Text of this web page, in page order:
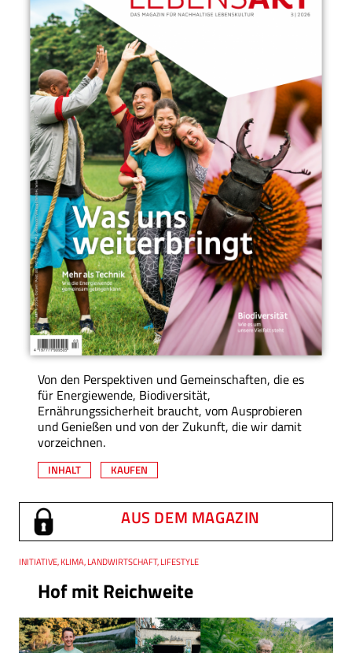
Von den Perspektiven und Gemeinschaften, die es
für Energiewende, Biodiversität,
Ernährungssicherheit braucht, vom Ausprobieren
und Genießen und von der Zukunft, die wir damit
vorzeichnen.
INHALT KAUFEN
AUS DEM MAGAZIN
Hof mit Reichweite
Thema
INITIATIVE, KLIMA, LANDWIRTSCHAFT, LIFESTYLE